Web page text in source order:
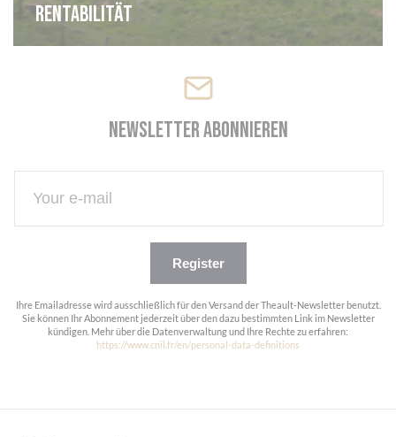
Rentabilität
Newsletter abonnieren
Register
Ihre Emailadresse wird ausschließlich für den Versand der Theault-Newsletter benutzt.
Sie können Ihr Abonnement jederzeit über den dazu bestimmten Link im Newsletter
kündigen. Mehr über die Datenverwaltung und Ihre Rechte zu erfahren:
https://www.cnil.fr/en/personal-data-definitions